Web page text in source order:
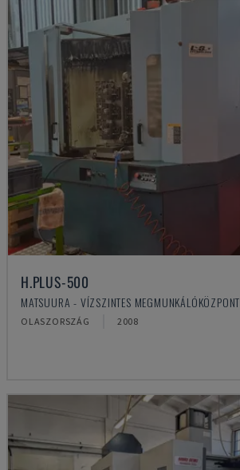
H.PLUS-500
MATSUURA - VÍZSZINTES MEGMUNKÁLÓKÖZPONT
OLASZORSZÁG 2008